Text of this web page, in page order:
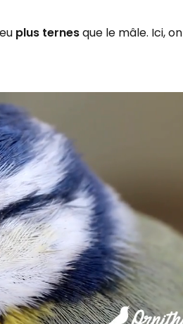
plus ternesque le mâle. Ici, on